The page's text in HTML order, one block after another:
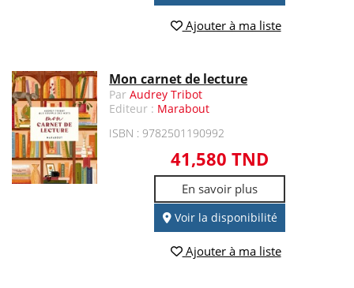
Ajouter à ma liste
Mon carnet de lecture
ParAudrey Tribot
Editeur : Marabout
ISBN : 9782501190992
41,580 TND
En savoir plus
Voir la disponibilité
Ajouter à ma liste